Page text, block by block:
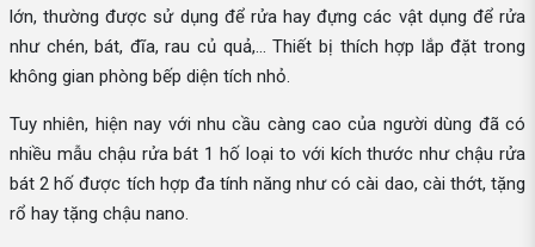
lớn, thường được sử dụng để rửa hay đựng các vật dụng để rửa
như chén, bát, đĩa, rau củ quả,... Thiết bị thích hợp lắp đặt trong
không gian phòng bếp diện tích nhỏ.
Tuy nhiên, hiện nay với nhu cầu càng cao của người dùng đã có
nhiều mẫu chậu rửa bát 1 hố loại to với kích thước như chậu rửa
bát 2 hố được tích hợp đa tính năng như có cài dao, cài thớt, tặng
rổ hay tặng chậu nano.